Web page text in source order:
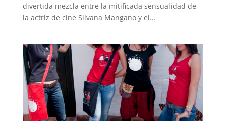
divertida mezcla entre la mitificada sensualidad de
la actriz de cine Silvana Mangano y el...